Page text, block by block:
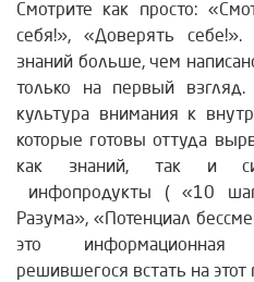
Смотрите как просто:
себя!», «Доверять
знаний больше, чем
только на первый
культура внимания к
которые готовы оттуда
как знаний, так и
инфопродукты ( «10
Разума», «Потенциал
это информационная
решившегося встать на этот